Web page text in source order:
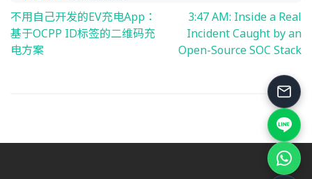
Post
navigation
不用自己开发的EV充电App：
基于OCPP ID标签的二维码充
电方案
3:47 AM: Inside a Real
Incident Caught by an
Open-Source SOC Stack